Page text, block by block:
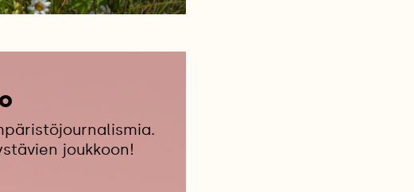
joukkoon!